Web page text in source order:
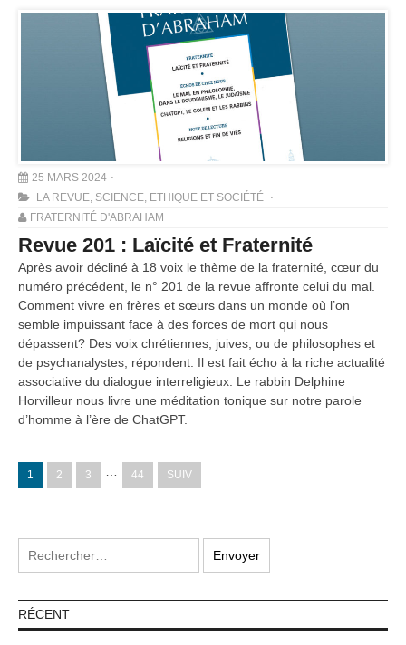
25 MARS 2024
LA REVUE, SCIENCE, ETHIQUE ET SOCIÉTÉ
FRATERNITÉ D'ABRAHAM
Revue 201 : Laïcité et Fraternité
Après avoir décliné à 18 voix le thème de la fraternité, cœur du
numéro précédent, le n° 201 de la revue affronte celui du mal.
Comment vivre en frères et sœurs dans un monde où l’on
semble impuissant face à des forces de mort qui nous
dépassent? Des voix chrétiennes, juives, ou de philosophes et
de psychanalystes, répondent. Il est fait écho à la riche actualité
associative du dialogue interreligieux. Le rabbin Delphine
Horvilleur nous livre une méditation tonique sur notre parole
d’homme à l’ère de ChatGPT.
1 2 3 44 SUIV
RÉCENT